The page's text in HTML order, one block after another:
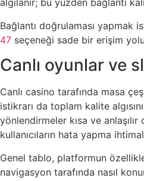
algılanır; bu yüzden bağlantı
Bağlantı doğrulaması yapmak
47 seçeneği sade bir erişim
Canlı oyunlar ve
Canlı casino tarafında masa
istikrarı da toplam kalite
yönlendirmeler kısa ve
kullanıcıların hata yapma
Genel tablo, platformun
navigasyon tarafında nasıl